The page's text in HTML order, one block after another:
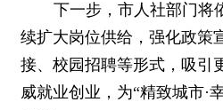
下一步，市人社部门将
续扩大岗位供给，强化政策
接、校园招聘等形式，吸引
威就业创业，为“精致城市·